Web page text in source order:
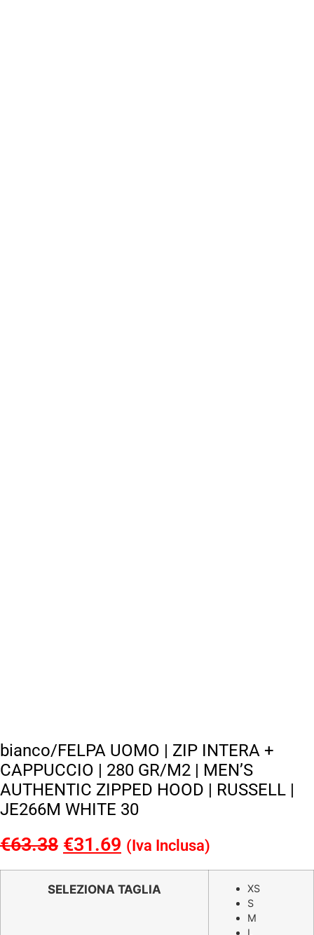
bianco/FELPA UOMO | ZIP INTERA +
CAPPUCCIO | 280 GR/M2 | MEN’S
AUTHENTIC ZIPPED HOOD | RUSSELL |
JE266M WHITE 30
€63.38 Il
prezzo
originale
€31.69 Il
prezzo
attuale
(Iva Inclusa)
SELEZIONA TAGLIA
XS
S
M